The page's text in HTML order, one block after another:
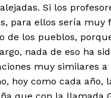
Si los
para ellos sería muy
de los pueblos,
nada de eso ha
muy similares
hoy como cada año,